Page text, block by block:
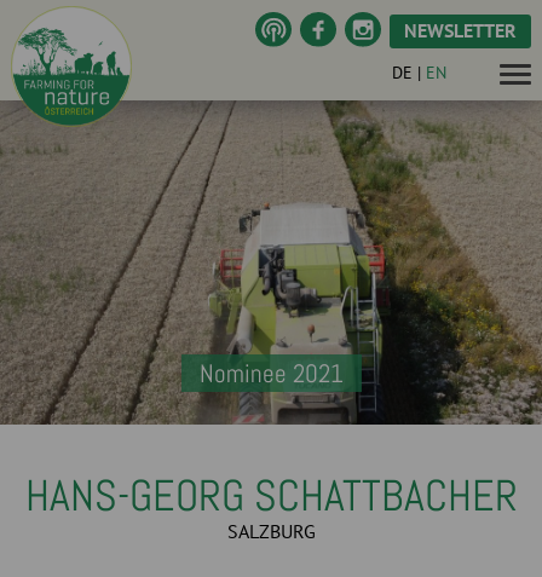
NEWSLETTER
DE | EN
Nominee 2021
HANS-GEORG SCHATTBACHER
SALZBURG